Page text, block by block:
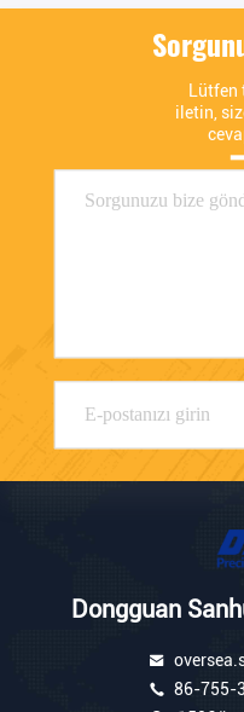
Lütfen
iletin,
Dongguan
86-755-